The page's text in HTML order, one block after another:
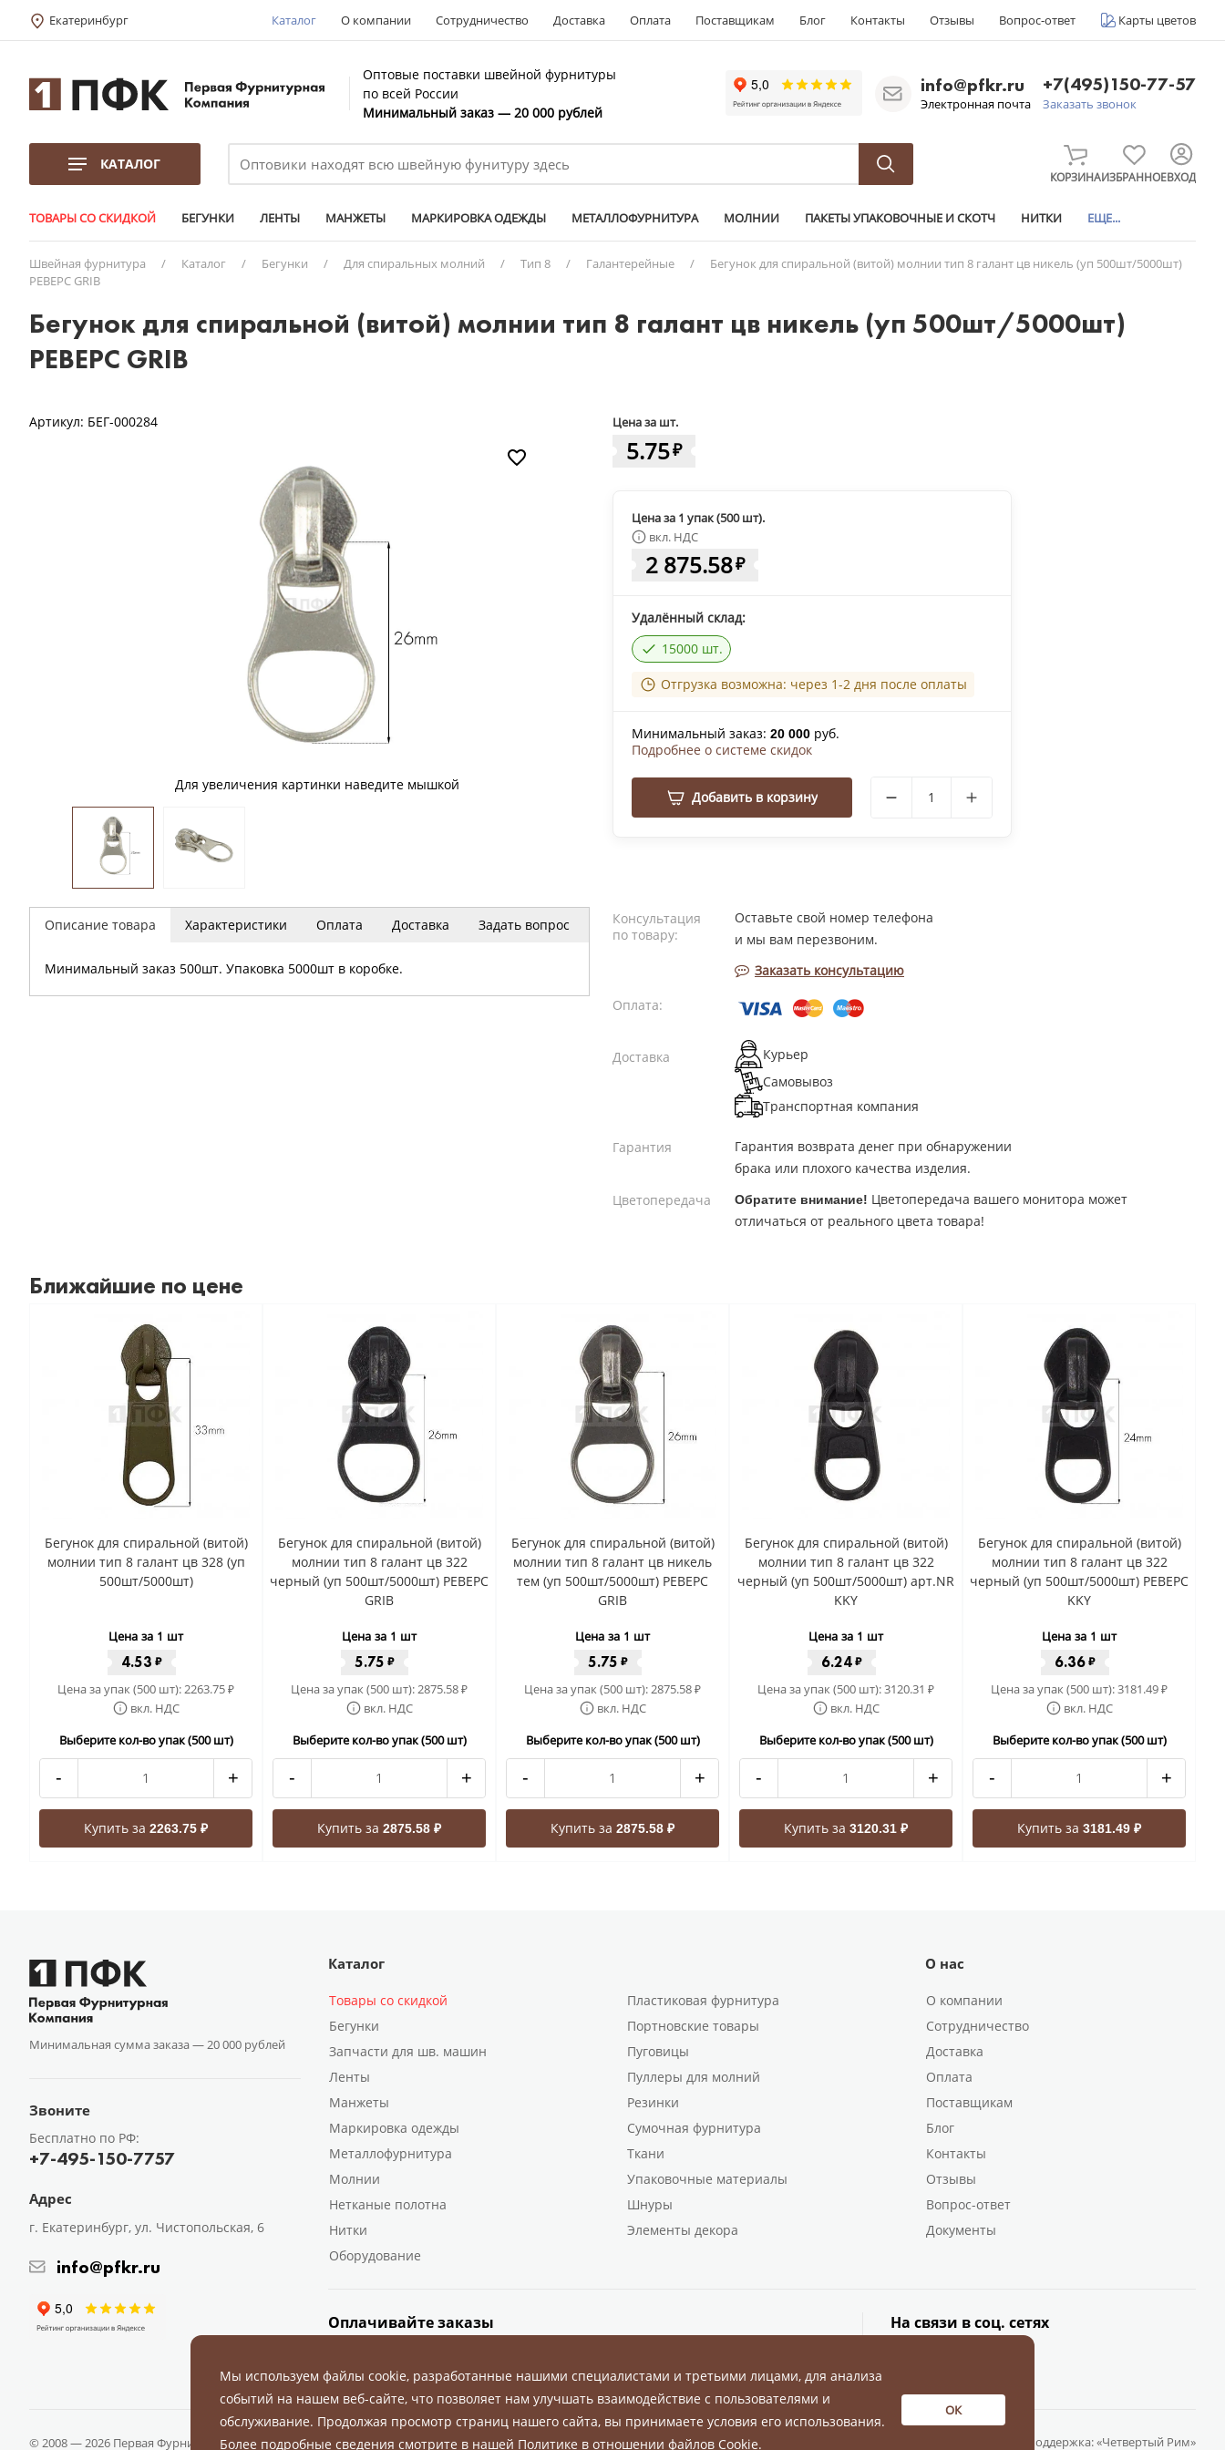
Екатеринбург Каталог О компании Сотрудничество Доставка Оплата Поставщикам Блог Контакты Отзывы Вопрос-ответ Карты цветов
Оптовые поставки швейной фурнитуры
по всей России
Минимальный заказ — 20 000 рублей
info@pfkr.ru
Электронная почта
+7(495)150-77-57
Заказать звонок
КАТАЛОГ
КОРЗИНАИЗБРАННОЕВХОД
ТОВАРЫ СО СКИДКОЙ БЕГУНКИ ЛЕНТЫ МАНЖЕТЫ МАРКИРОВКА ОДЕЖДЫ МЕТАЛЛОФУРНИТУРА МОЛНИИ ПАКЕТЫ УПАКОВОЧНЫЕ И СКОТЧ НИТКИ ЕЩЕ...
Швейная фурнитура / Каталог / Бегунки / Для спиральных молний / Тип 8 / Галантерейные /
Бегунок для спиральной (витой) молнии тип 8 галант цв никель (уп 500шт/5000шт)
РЕВЕРС GRIB
Бегунок для спиральной (витой) молнии тип 8 галант цв никель (уп 500шт/5000шт)
РЕВЕРС GRIB
Артикул: БЕГ-000284
Для увеличения картинки наведите мышкой
Цена за шт.
5.75₽
Цена за 1 упак (500 шт).
вкл. НДС
2 875.58₽
Удалённый склад:
15000 шт.
Отгрузка возможна: через 1-2 дня после оплаты
Минимальный заказ: 20 000 руб.
Подробнее о системе скидок
Добавить в корзину
Описание товара Характеристики Оплата Доставка Задать вопрос
Минимальный заказ 500шт. Упаковка 5000шт в коробке.
Консультация
по товару:
Оставьте свой номер телефона
и мы вам перезвоним.
Заказать консультацию
Оплата:
Доставка
Курьер
Самовывоз
Транспортная компания
Гарантия
Гарантия возврата денег при обнаружении
брака или плохого качества изделия.
Цветопередача
Обратите внимание! Цветопередача вашего монитора может
отличаться от реального цвета товара!
Ближайшие по цене
Бегунок для спиральной (витой)
молнии тип 8 галант цв 328 (уп
500шт/5000шт)
Цена за 1 шт
4.53 ₽
Цена за упак (500 шт): 2263.75₽
вкл. НДС
Выберите кол-во упак (500 шт)
- +
Купить за 2263.75 ₽
Бегунок для спиральной (витой)
молнии тип 8 галант цв 322
черный (уп 500шт/5000шт) РЕВЕРС
GRIB
Цена за 1 шт
5.75 ₽
Цена за упак (500 шт): 2875.58₽
вкл. НДС
Выберите кол-во упак (500 шт)
- +
Купить за 2875.58 ₽
Бегунок для спиральной (витой)
молнии тип 8 галант цв никель
тем (уп 500шт/5000шт) РЕВЕРС
GRIB
Цена за 1 шт
5.75 ₽
Цена за упак (500 шт): 2875.58₽
вкл. НДС
Выберите кол-во упак (500 шт)
- +
Купить за 2875.58 ₽
Бегунок для спиральной (витой)
молнии тип 8 галант цв 322
черный (уп 500шт/5000шт) арт.NR
KKY
Цена за 1 шт
6.24 ₽
Цена за упак (500 шт):3120.31 ₽
вкл. НДС
Выберите кол-во упак (500 шт)
- +
Купить за 3120.31 ₽
Бегунок для спиральной (витой)
молнии тип 8 галант цв 322
черный (уп 500шт/5000шт) РЕВЕРС
KKY
Цена за 1 шт
6.36 ₽
Цена за упак (500 шт):3181.49₽
вкл. НДС
Выберите кол-во упак (500 шт)
- +
Купить за 3181.49 ₽
Минимальная сумма заказа — 20 000 рублей
Звоните
Бесплатно по РФ:
+7-495-150-7757
Адрес
г. Екатеринбург, ул. Чистопольская, 6
info@pfkr.ru
Каталог
Товары со скидкой
Бегунки
Запчасти для шв. машин
Ленты
Манжеты
Маркировка одежды
Металлофурнитура
Молнии
Нетканые полотна
Нитки
Оборудование
Пластиковая фурнитура
Портновские товары
Пуговицы
Пуллеры для молний
Резинки
Сумочная фурнитура
Ткани
Упаковочные материалы
Шнуры
Элементы декора
О нас
О компании
Сотрудничество
Доставка
Оплата
Поставщикам
Блог
Контакты
Отзывы
Вопрос-ответ
Документы
Оплачивайте заказы На связи в соц. сетях
© 2008 — 2026 Первая Фурнитурная Компания.Все права защищены. Разработка и поддержка:«Четвертый Рим»
Мы используем файлы cookie, разработанные нашими специалистами и третьими лицами, для анализа
событий на нашем веб-сайте, что позволяет нам улучшать взаимодействие с пользователями и
обслуживание. Продолжая просмотр страниц нашего сайта, вы принимаете условия его использования.
Более подробные сведения смотрите в нашей Политике в отношении файлов Cookie.
ОК